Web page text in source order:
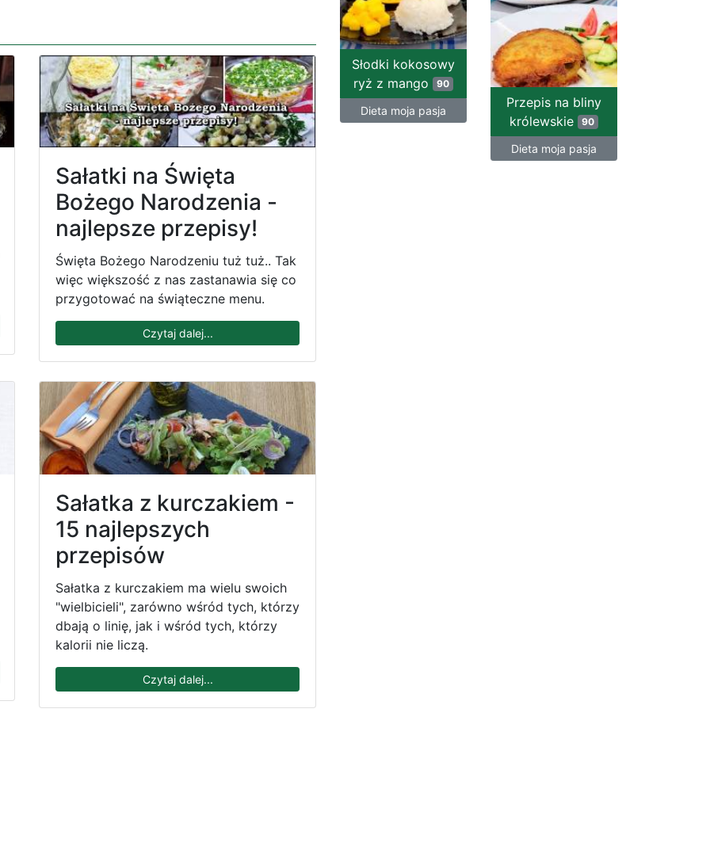
Sałatki na Święta
Bożego Narodzenia -
najlepsze przepisy!
Święta Bożego Narodzeniu tuż tuż.. Tak
więc większość z nas zastanawia się co
przygotować na świąteczne menu.
Czytaj dalej...
Sałatka z kurczakiem -
15 najlepszych
przepisów
Sałatka z kurczakiem ma wielu swoich
"wielbicieli", zarówno wśród tych, którzy
dbają o linię, jak i wśród tych, którzy
kalorii nie liczą.
Czytaj dalej...
Słodki kokosowy
ryż z mango 90
Dieta moja pasja
Przepis na bliny
królewskie 90
Dieta moja pasja